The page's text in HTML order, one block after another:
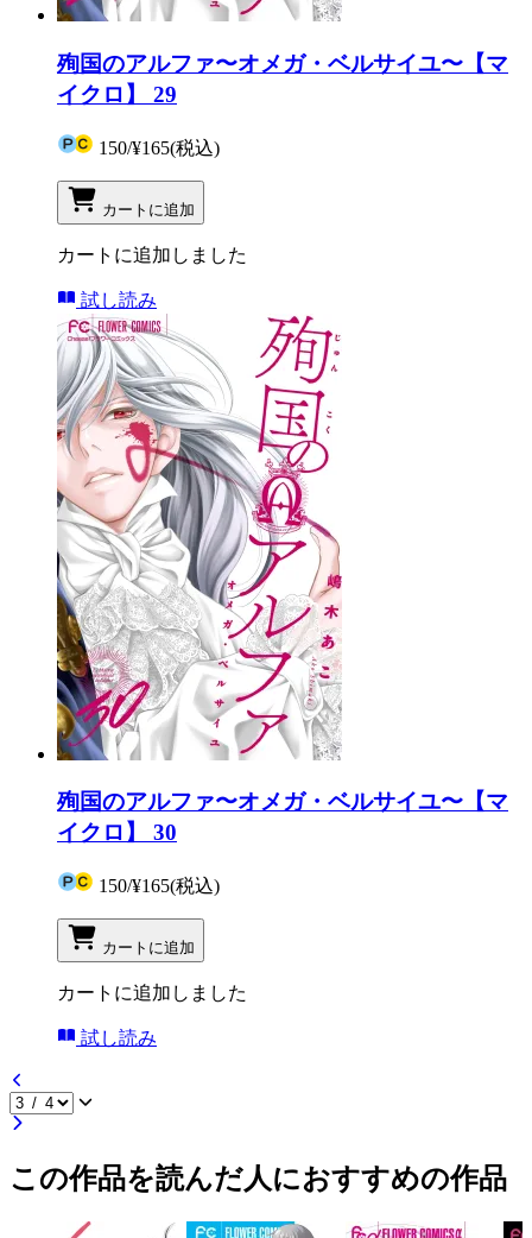
殉国のアルファ〜オメガ・ベルサイユ〜【マ
イクロ】 29
150/¥165(税込)
カートに追加
カートに追加しました
試し読み
殉国のアルファ〜オメガ・ベルサイユ〜【マ
イクロ】 30
150/¥165(税込)
カートに追加
カートに追加しました
試し読み
この作品を読んだ人におすすめの作品